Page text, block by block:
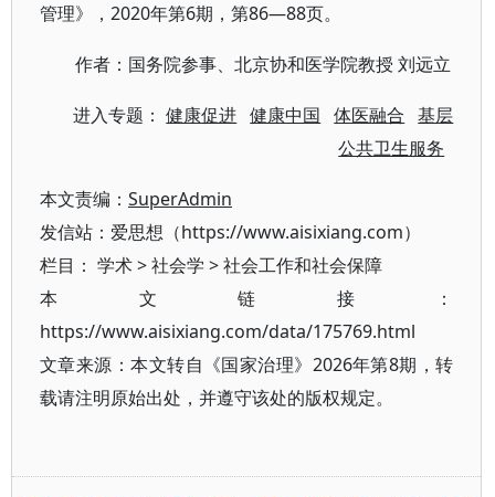
管理》，2020年第6期，第86—88页。
作者：国务院参事、北京协和医学院教授 刘远立
进入专题：健康促进 健康中国 体医融合
基层
公共卫生服务
本文责编： SuperAdmin
发信站：爱思想（https://www.aisixiang.com）
栏目： 学术>社会学 >社会工作和社会保障
本文链接：
https://www.aisixiang.com/data/175769.html
文章来源：本文转自《国家治理》2026年第8期，转
载请注明原始出处，并遵守该处的版权规定。